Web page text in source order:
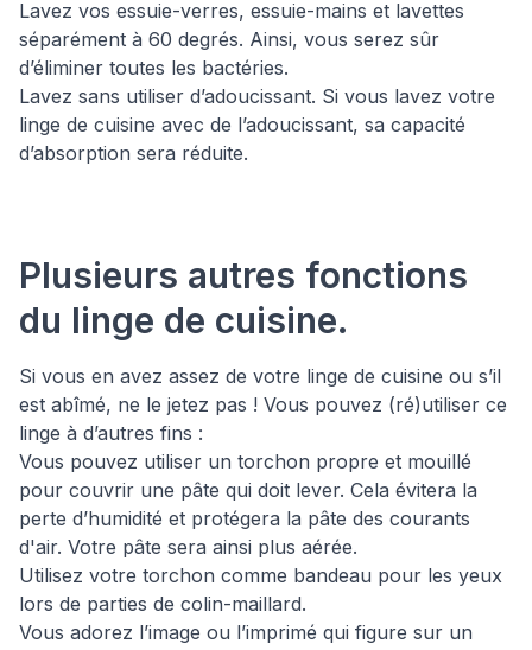
Lavez vos essuie-verres, essuie-mains et lavettes
séparément à 60 degrés. Ainsi, vous serez sûr
d’éliminer toutes les bactéries.
Lavez sans utiliser d’adoucissant. Si vous lavez votre
linge de cuisine avec de l’adoucissant, sa capacité
d’absorption sera réduite.
Plusieurs autres fonctions
du linge de cuisine.
Si vous en avez assez de votre linge de cuisine ou s’il
est abîmé, ne le jetez pas ! Vous pouvez (ré)utiliser ce
linge à d’autres fins :
Vous pouvez utiliser un torchon propre et mouillé
pour couvrir une pâte qui doit lever. Cela évitera la
perte d’humidité et protégera la pâte des courants
d'air. Votre pâte sera ainsi plus aérée.
Utilisez votre torchon comme bandeau pour les yeux
lors de parties de colin-maillard.
Vous adorez l’image ou l’imprimé qui figure sur un